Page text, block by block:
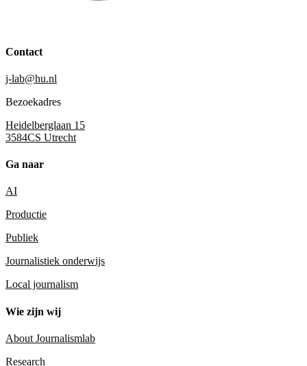
Contact
j-lab@hu.nl
Bezoekadres
Heidelberglaan 15
3584CS Utrecht
Ga naar
AI
Productie
Publiek
Journalistiek onderwijs
Local journalism
Wie zijn wij
About Journalismlab
Research